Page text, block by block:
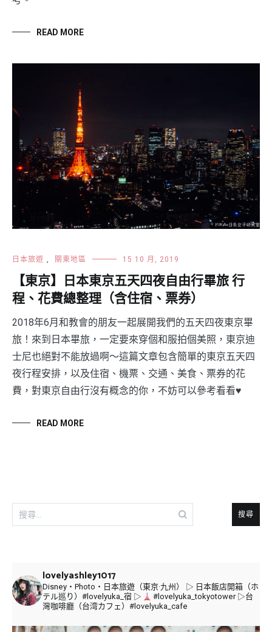
READ MORE
日本旅遊 , 關東地區 15 10 月, 2019
【東京】日本東京五天四夜自由行畢旅 行
程、花費總整理（含住宿、票券）
2018年6月和教會的朋友一起展開我們的五天四夜東京畢
旅！來到日本畢旅，一定要來穿個和服拍個美照，東京迪
士尼也絕對不能放過啊～這篇文章包含簡單的東京五天四
夜行程安排，以及住宿、機票、交通、美食、票券的花
費，對東京自由行沒有概念的你，不妨可以參考看看♥️
READ MORE
搜
尋
lovelyashley1017
Disney・Photo・日本旅遊（東京·九州）
▷ 日本飯店開箱（ホ
テル巡り）#lovelyuka_宿 ▷ #lovelyuka_tokyotower▷台
灣咖啡廳（台湾カフェ）#lovelyuka_cafe